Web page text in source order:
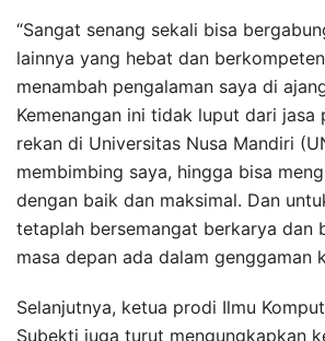
“Sangat senang sekali bisa
lainnya yang hebat dan
menambah pengalaman saya di
Kemenangan ini tidak luput dari jasa
rekan di Universitas Nusa Mandiri
membimbing saya, hingga bisa
dengan baik dan maksimal. Dan
tetaplah bersemangat berkarya dan
masa depan ada dalam genggaman
Selanjutnya, ketua prodi Ilmu
Subekti juga turut mengungkapkan